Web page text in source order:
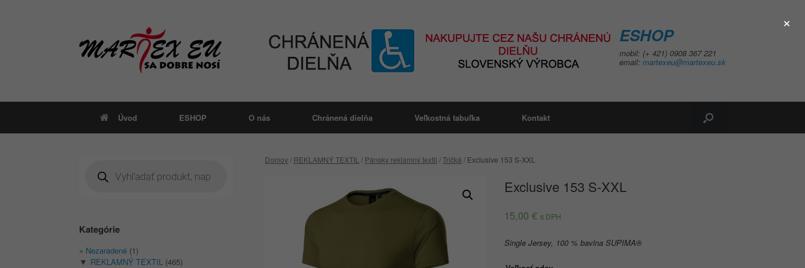
ESHOP
mobil: (+ 421) 0908 367 221
email: martexeu@martexeu.sk
Úvod ESHOP O nás Chránená dielňa Veľkostná tabuľka Kontakt
Domov/ REKLAMNÝ TEXTIL / Pánsky reklamný textil /Tričká / Exclusive 153 S-XXL
Exclusive 153 S-XXL
15,00€ s DPH
Single Jersey, 100 % bavlna SUPIMA®
search
Kategórie
Nezaradené (1)
▼ REKLAMNÝ TEXTIL (465)
×